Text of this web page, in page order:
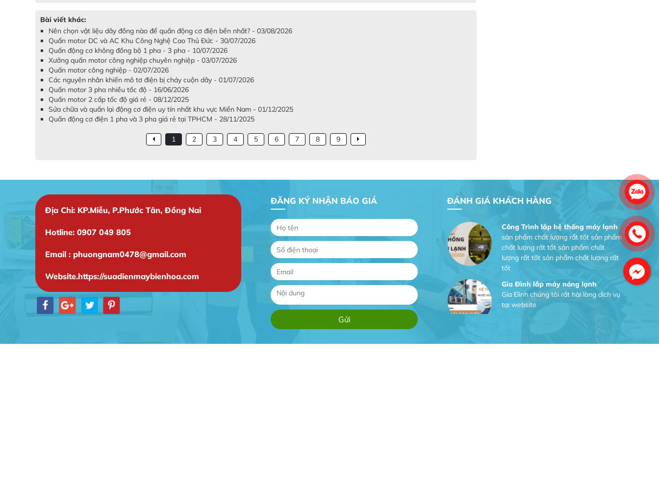
Bài viết khác:
Nên chọn vật liệu dây đồng nào để quấn động cơ điện bền nhất? - 03/08/2026
Quấn motor DC và AC Khu Công Nghệ Cao Thủ Đức - 30/07/2026
Quấn động cơ không đồng bộ 1 pha - 3 pha - 10/07/2026
Xưởng quấn motor công nghiệp chuyên nghiệp - 03/07/2026
Quấn motor công nghiệp - 02/07/2026
Các nguyên nhân khiến mô tơ điện bị cháy cuộn dây - 01/07/2026
Quấn motor 3 pha nhiều tốc độ - 16/06/2026
Quấn motor 2 cấp tốc độ giá rẻ - 08/12/2025
Sửa chữa và quấn lại động cơ điện uy tín nhất khu vực Miền Nam - 01/12/2025
Quấn động cơ điện 1 pha và 3 pha giá rẻ tại TPHCM - 28/11/2025
1 2 3 4 5 6 7 8 9
Địa Chỉ: KP.Miễu, P.Phước Tân, Đồng Nai
Hotline: 0907 049 805
Email : phuongnam0478@gmail.com
Website.https://suadienmaybienhoa.com
ĐĂNG KÝ NHẬN BÁO GIÁ ĐÁNH GIÁ KHÁCH HÀNG
Tôi hài lòng quấn motor đẹp và đúng ý
sản phẩm chất lượng rất tốt sản phẩm
chất lượng rất tốt sản phẩm chất
lượng rất tốt sản phẩm chất lượng rất
tốt
Gia Đình chúng tôi rất hài lòng dịch vụ
tại website
điện từ dịch vụ